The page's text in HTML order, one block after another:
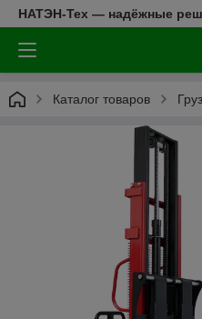
НАТЭН-Тех — надёжные
Каталог товаров